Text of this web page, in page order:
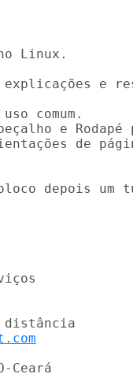
Linux.
e
comum.
e
de
depois